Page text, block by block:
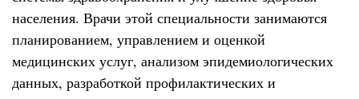
населения. Врачи этой специальности занимаются
планированием, управлением и оценкой
медицинских услуг, анализом эпидемиологических
данных, разработкой профилактических и